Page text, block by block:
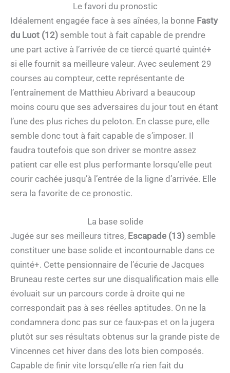
Le favori du pronostic
Idéalement engagée face à ses aînées, la bonne Fasty
du Luot (12) semble tout à fait capable de prendre
une part active à l’arrivée de ce tiercé quarté quinté+
si elle fournit sa meilleure valeur. Avec seulement 29
courses au compteur, cette représentante de
l’entraînement de Matthieu Abrivard a beaucoup
moins couru que ses adversaires du jour tout en étant
l’une des plus riches du peloton. En classe pure, elle
semble donc tout à fait capable de s’imposer. Il
faudra toutefois que son driver se montre assez
patient car elle est plus performante lorsqu’elle peut
courir cachée jusqu’à l’entrée de la ligne d’arrivée. Elle
sera la favorite de ce pronostic.
La base solide
Jugée sur ses meilleurs titres, Escapade (13) semble
constituer une base solide et incontournable dans ce
quinté+. Cette pensionnaire de l’écurie de Jacques
Bruneau reste certes sur une disqualification mais elle
évoluait sur un parcours corde à droite qui ne
correspondait pas à ses réelles aptitudes. On ne la
condamnera donc pas sur ce faux-pas et on la jugera
plutôt sur ses résultats obtenus sur la grande piste de
Vincennes cet hiver dans des lots bien composés.
Capable de finir vite lorsqu’elle n’a rien fait du